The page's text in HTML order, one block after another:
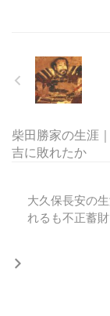
柴田勝家の生涯
吉に敗れたか
大久保長安の
れるも不正蓄